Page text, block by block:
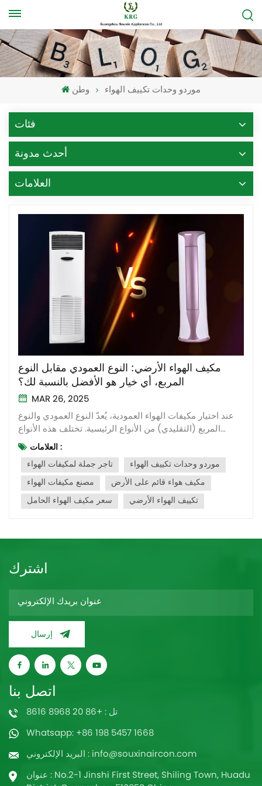
وطن موردو وحدات تكييف الهواء
فئات
أحدث مدونة
العلامات
مكيف الهواء الأرضي: النوع العمودي مقابل النوع
المربع، أي خيار هو الأفضل بالنسبة لك؟
MAR 26, 2025
عند اختيار مكيفات الهواء العمودية، يُعدّ النوع العمودي والنوع
المربع (التقليدي) من الأنواع الرئيسية. تختلف هذه الأنواع
اختلافًا واضحًا في التصميم، وتدفق الهواء، وشغل المساحة،
والظروف المناسبة، والسعر. لذا، يُعدّ اختيار الطراز المناسب
العلامات :
تاجر جملة لمكيفات الهواء
موردو وحدات تكييف الهواء
مصنع مكيفات الهواء
مكيف هواء قائم على الأرض
سعر مكيف الهواء الحامل
تكييف الهواء الأرضي
اشترك
إرسال
اتصل بنا
تل : +86 20 8968 8616
Whatsapp: +86 198 5457 1668
البريد الإلكتروني : info@souxinaircon.com
عنوان : No.2-1 Jinshi First Street, Shiling Town, Huadu